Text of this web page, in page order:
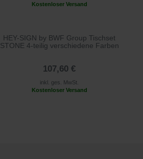
Kostenloser Versand
HEY-SIGN by BWF Group Tischset
STONE 4-teilig verschiedene Farben
107,60 €
inkl. ges. MwSt.
Kostenloser Versand